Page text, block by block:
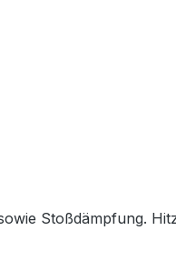
Stoßdämpfung.